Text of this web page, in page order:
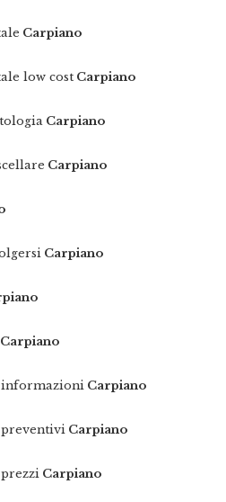
Carpiano
low cost Carpiano
Carpiano
Carpiano
Carpiano
Carpiano
informazioni Carpiano
Carpiano
Carpiano